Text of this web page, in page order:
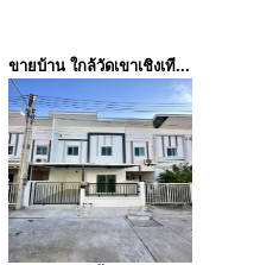
ขายบ้าน ใกล้วัดเขาเชิงเที...